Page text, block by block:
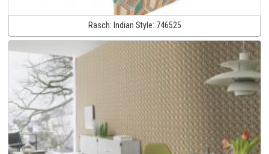
Rasch: Indian Style: 746525